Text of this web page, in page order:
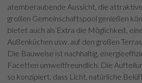
atemberaubende Aussicht, die
großen Gemeinschaftspool genießen
bietet auch als Extra die Möglichkeit,
Außenküchen usw. auf den großen
Die Bauweise ist nachhaltig,
Facetten umweltfreundlich. Die
so konzipiert, dass Licht, natürliche